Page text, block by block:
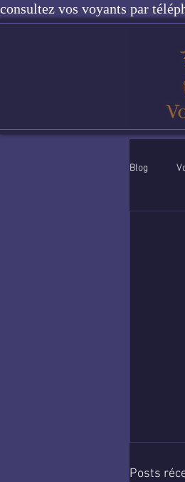
consultez vos voyants par
Blog
Posts